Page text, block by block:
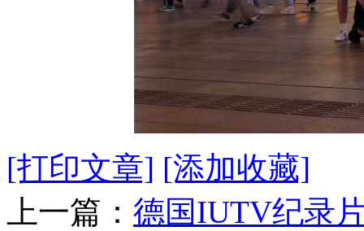
[打印文章] [添加收藏]
上一篇： 德国IUTV纪录